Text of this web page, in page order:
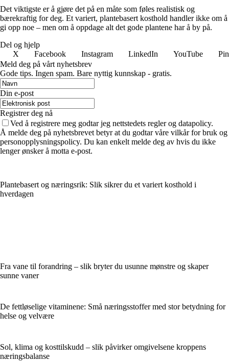
Det viktigste er å gjøre det på en måte som føles realistisk og
bærekraftig for deg. Et variert, plantebasert kosthold handler ikke om å
gi opp noe – men om å oppdage alt det gode plantene har å by på.
Del og hjelp
X
Facebook Instagram LinkedIn YouTube
Meld deg på vårt nyhetsbrev
Gode ​​tips. Ingen spam. Bare nyttig kunnskap - gratis.
Din e-post
Registrer deg nå
Ved å registrere meg godtar jeg nettstedets regler og datapolicy.
Å melde deg på nyhetsbrevet betyr at du godtar våre vilkår for bruk og
personopplysningspolicy. Du kan enkelt melde deg av hvis du ikke
lenger ønsker å motta e-post.
Plantebasert og næringsrik: Slik sikrer du et variert kosthold i
hverdagen
Fra vane til forandring – slik bryter du usunne mønstre og skaper
sunne vaner
De fettløselige vitaminene: Små næringsstoffer med stor betydning for
helse og velvære
Sol, klima og kosttilskudd – slik påvirker omgivelsene kroppens
næringsbalanse